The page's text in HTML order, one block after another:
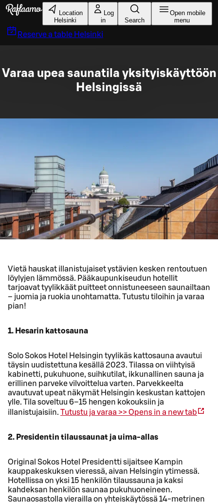
Skip to main content
Location
Helsinki
Log
in
Search
Open mobile
menu
Reserve a table Helsinki
Varaa upea saunatila yksityiskäyttöön
Helsingissä
Vietä hauskat illanistujaiset ystävien kesken rentoutuen
löylyjen lämmössä. Pääkaupunkiseudun hotellit
tarjoavat tyylikkäät puitteet onnistuneeseen saunailtaan
– juomia ja ruokia unohtamatta. Tutustu tiloihin ja varaa
pian!
1. Hesarin kattosauna
Solo Sokos Hotel Helsingin tyylikäs kattosauna avautui
täysin uudistettuna kesällä 2023. Tilassa on viihtyisä
kabinetti, pukuhuone, suihkutilat, ikkunallinen sauna ja
erillinen parveke vilvoittelua varten. Parvekkeelta
avautuvat upeat näkymät Helsingin keskustan kattojen
ylle. Tila soveltuu 6–15 hengen kokouksiin ja
illanistujaisiin. Tutustu ja varaa >>Opens in a new tab
2. Presidentin tilaussaunat ja uima-allas
Original Sokos Hotel Presidentti sijaitsee Kampin
kauppakeskuksen vieressä, aivan Helsingin ytimessä.
Hotellissa on yksi 15 henkilön tilaussauna ja kaksi
kahdeksan henkilön saunaa pukuhuoneineen.
Saunaosastolla vierailla on yhteiskäytössä 14-metrinen